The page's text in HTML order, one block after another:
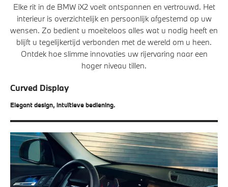
Elke rit in de BMW iX2 voelt ontspannen en vertrouwd. Het
interieur is overzichtelijk en persoonlijk afgestemd op uw
wensen. Zo bedient u moeiteloos alles wat u nodig heeft en
blijft u tegelijkertijd verbonden met de wereld om u heen.
Ontdek hoe slimme innovaties uw rijervaring naar een
hoger niveau tillen.
Curved Display
Elegant design, intuïtieve bediening.